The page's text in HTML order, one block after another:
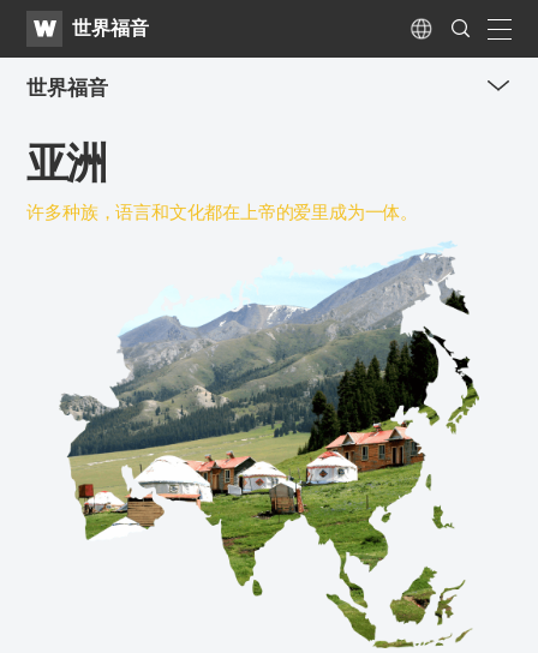
WATV世界福音 Language
Search
Submit
世界福音
亚洲
许多种族，语言和文化都在上帝的爱里成为一体。